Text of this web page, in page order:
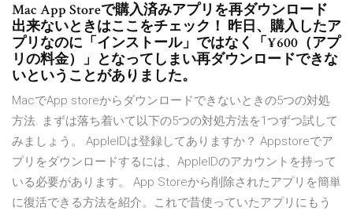
Mac App Storeで購入済みアプリを再ダウンロード
出来ないときはここをチェック！ 昨日、購入したア
プリなのに「インストール」ではなく「¥600（アプ
リの料金）」となってしまい再ダウンロードできな
いということがありました。
MacでApp storeからダウンロードできないときの5つの対処
方法. まずは落ち着いて以下の5つの対処方法を1つずつ試して
みましょう。 AppleIDは登録してありますか？ Appstoreでア
プリをダウンロードするには、AppleIDのアカウントを持って
いる必要があります。 App Storeから削除されたアプリを簡単
に復活できる方法を紹介。これで昔使っていたアプリにもう